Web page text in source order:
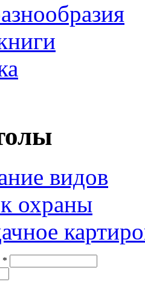
видов
охраны
*